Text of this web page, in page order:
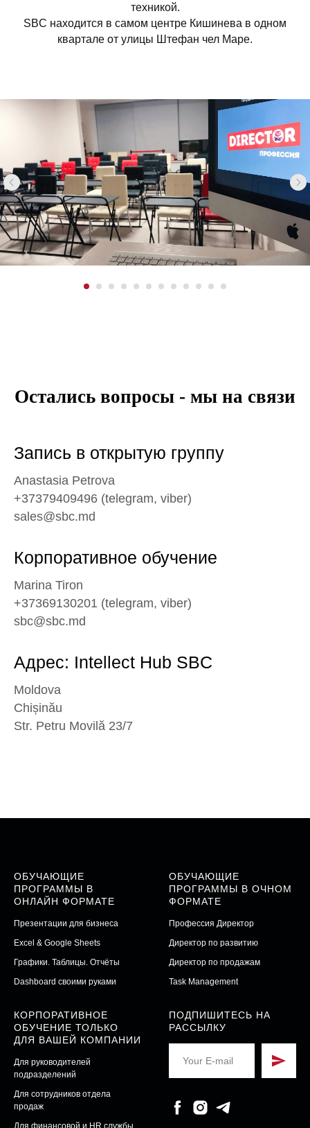
техникой.
SBC находится в самом центре Кишинева в одном
квартале от улицы Штефан чел Маре.
Остались вопросы - мы на связи
Запись в открытую группу
Anastasia Petrova
+37379409496 (telegram, viber)
sales@sbc.md
Корпоративное обучение
Marina Tiron
+37369130201 (telegram, viber)
sbc@sbc.md
Адрес: Intellect Hub SBC
Moldova
Chișinău
Str. Petru Movilă 23/7
ОБУЧАЮЩИЕ
ПРОГРАММЫ В
ОНЛАЙН ФОРМАТЕ
Презентации для бизнеса
Excel & Google Sheets
Графики. Таблицы. Отчёты
Dashboard своими руками
ОБУЧАЮЩИЕ
ПРОГРАММЫ В ОЧНОМ
ФОРМАТЕ
Профессия Директор
Директор по развитию
Директор по продажам
Task Management
КОРПОРАТИВНОЕ
ОБУЧЕНИЕ ТОЛЬКО
ДЛЯ ВАШЕЙ КОМПАНИИ
Для руководителей
подразделений
Для сотрудников отдела
продаж
Для финансовой и HR службы
ПОДПИШИТЕСЬ НА
РАССЫЛКУ